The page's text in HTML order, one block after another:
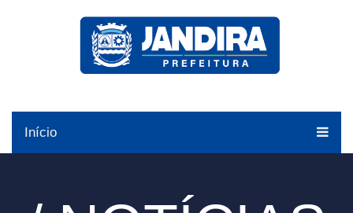
Início